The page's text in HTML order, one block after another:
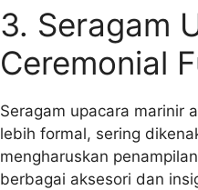
3. Seragam
Ceremonial
Seragam upacara marinir
lebih formal, sering
mengharuskan
berbagai aksesori dan